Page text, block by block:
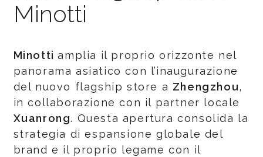
Minotti
Minottiamplia il proprio orizzonte nel
panorama asiatico con l’inaugurazione
del nuovo flagship store a Zhengzhou,
in collaborazione con il partner locale
Xuanrong. Questa apertura consolida la
strategia di espansione globale del
brand e il proprio legame con il